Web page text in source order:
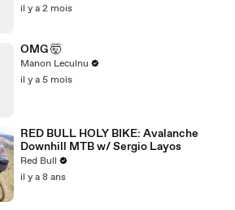
il y a 2 mois
OMG 🤯
Manon Leculnu
il y a 5 mois
RED BULL HOLY BIKE: Avalanche
Downhill MTB w/ Sergio Layos
Red Bull
il y a 8 ans